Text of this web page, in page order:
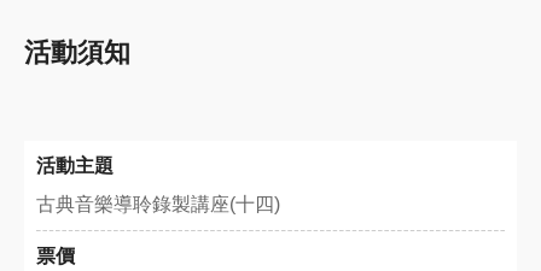
活動須知
活動主題
古典音樂導聆錄製講座(十四)
票價